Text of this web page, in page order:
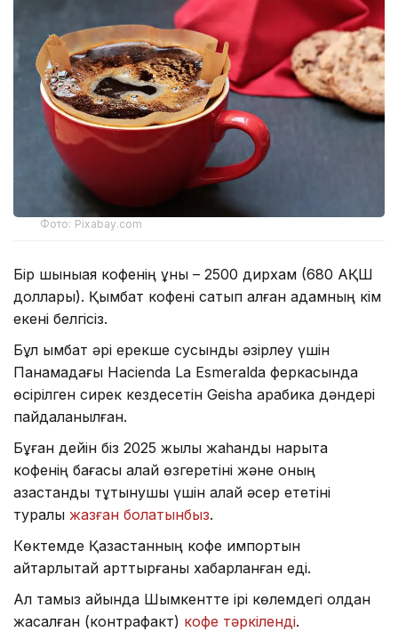
Фото: Pixabay.com
Бір шыныаяқ кофенің құны – 2500 дирхам (680 АҚШ
доллары). Қымбат кофені сатып алған адамның кім
екені белгісіз.
Бұл қымбат әрі ерекше сусынды әзірлеу үшін
Панамадағы Hacienda La Esmeralda феркасында
өсірілген сирек кездесетін Geisha арабика дәндері
пайдаланылған.
Бұған дейін біз 2025 жылы жаһандық нарықта
кофенің бағасы қалай өзгеретіні және оның
қазақстандық тұтынушы үшін қалай әсер ететіні
туралы жазған болатынбыз.
Көктемде Қазақстанның кофе импортын
айтарлықтай арттырғаны хабарланған еді.
Ал тамыз айында Шымкентте ірі көлемдегі қолдан
жасалған (контрафакт) кофе тәркіленді.